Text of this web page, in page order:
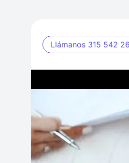
Llámanos 315 542